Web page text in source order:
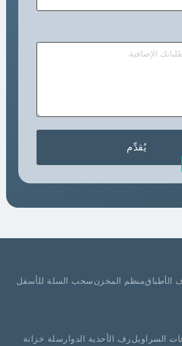
منظم المخزنسحب السلة للأسفل
رف الأحذية الدوار سلة خزانة